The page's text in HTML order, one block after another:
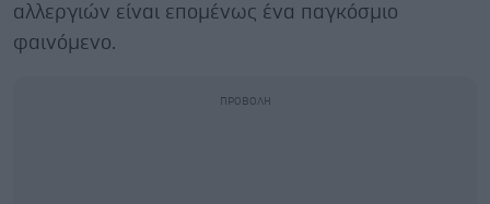
αλλεργιών είναι επομένως ένα παγκόσμιο
φαινόμενο.